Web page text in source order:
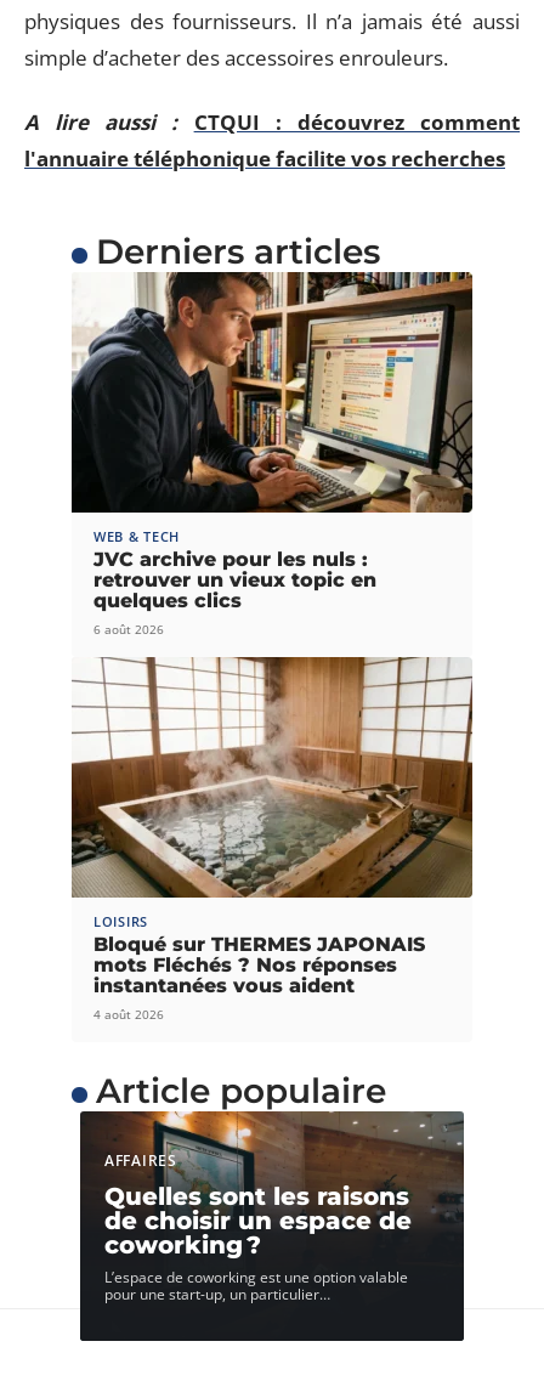
physiques des fournisseurs. Il n’a jamais été aussi
simple d’acheter des accessoires enrouleurs.
A lire aussi :
CTQUI : découvrez comment
l'annuaire téléphonique facilite vos recherches
Derniers articles
WEB & TECH
JVC archive pour les nuls :
retrouver un vieux topic en
quelques clics
6 août 2026
LOISIRS
Bloqué sur THERMES JAPONAIS
mots Fléchés ? Nos réponses
instantanées vous aident
4 août 2026
Article populaire
AFFAIRES
Quelles sont les raisons
de choisir un espace de
coworking ?
L’espace de coworking est une option valable
pour une start-up, un particulier…